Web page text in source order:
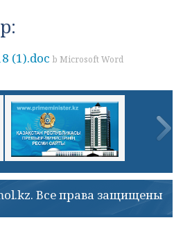
(1).doc b Microsoft Word
Все права защищены